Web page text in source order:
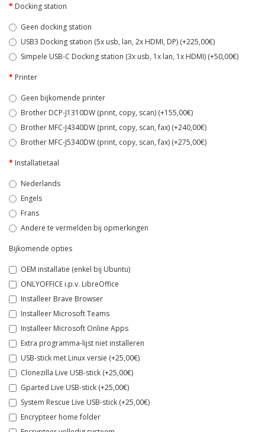
Docking station
Geen docking station
USB3 Docking station (5x usb, lan, 2x HDMI, DP) (+225,00€)
Simpele USB-C Docking station (3x usb, 1x lan, 1x HDMI) (+50,00€)
Printer
Geen bijkomende printer
Brother DCP-J1310DW (print, copy, scan) (+155,00€)
Brother MFC-J4340DW (print, copy, scan, fax) (+240,00€)
Brother MFC-J5340DW (print, copy, scan, fax) (+275,00€)
Installatietaal
Nederlands
Engels
Frans
Andere te vermelden bij opmerkingen
Bijkomende opties
OEM installatie (enkel bij Ubuntu)
ONLYOFFICE i.p.v. LibreOffice
Installeer Brave Browser
Installeer Microsoft Teams
Installeer Microsoft Online Apps
Extra programma-lijst niet installeren
USB-stick met Linux versie (+25,00€)
Clonezilla Live USB-stick (+25,00€)
Gparted Live USB-stick (+25,00€)
System Rescue Live USB-stick (+25,00€)
Encrypteer home folder